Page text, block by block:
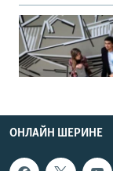
ОНЛАЙН ШЕРИНЕ